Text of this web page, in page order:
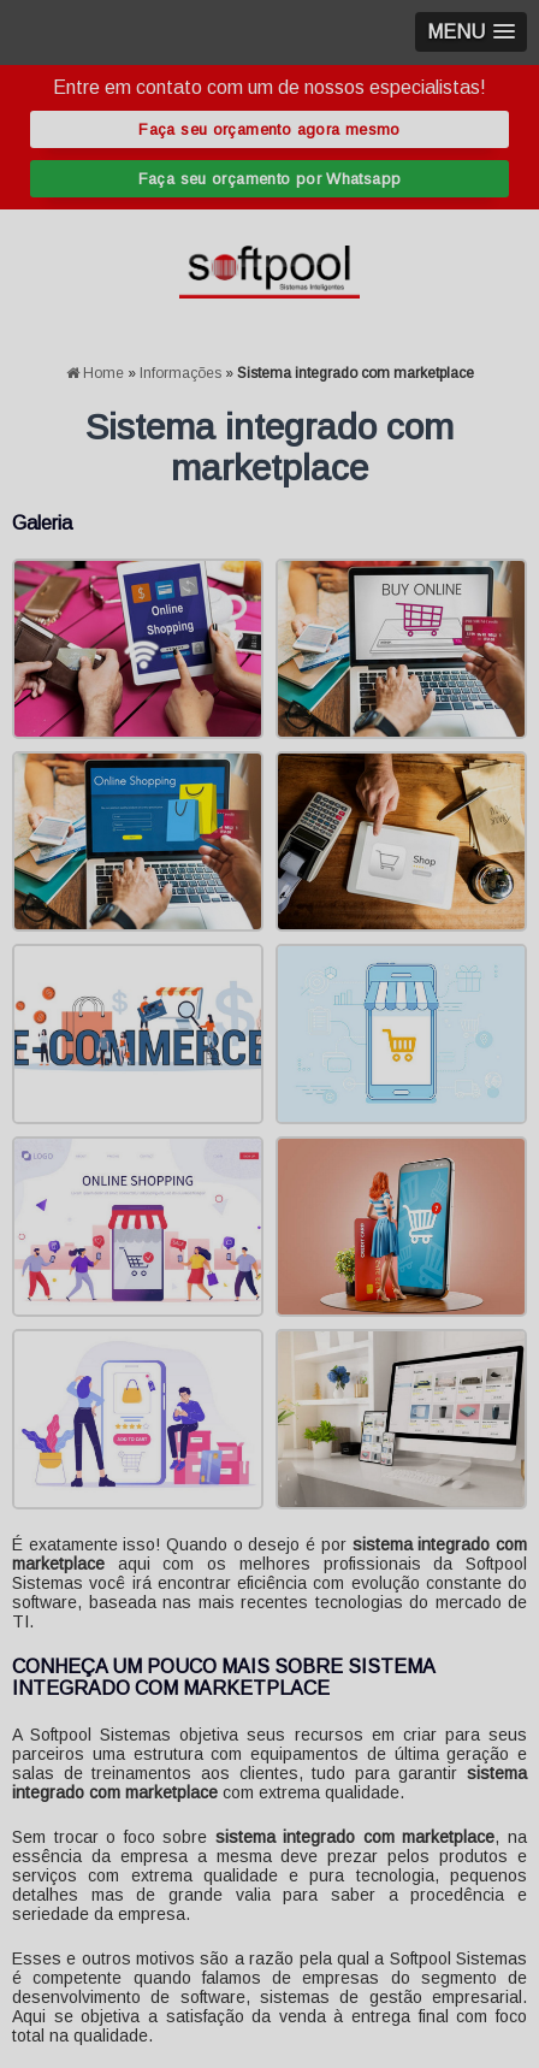
MENU
Entre em contato com um de nossos especialistas!
Faça seu orçamento agora mesmo
Faça seu orçamento por Whatsapp
Home » Informações » Sistema integrado com marketplace
Sistema integrado com
marketplace
Galeria
É exatamente isso! Quando o desejo é por sistema integrado com
marketplace aqui com os melhores profissionais da Softpool
Sistemas você irá encontrar eficiência com evolução constante do
software, baseada nas mais recentes tecnologias do mercado de
TI.
CONHEÇA UM POUCO MAIS SOBRE SISTEMA
INTEGRADO COM MARKETPLACE
A Softpool Sistemas objetiva seus recursos em criar para seus
parceiros uma estrutura com equipamentos de última geração e
salas de treinamentos aos clientes, tudo para garantir sistema
integrado com marketplace com extrema qualidade.
Sem trocar o foco sobre sistema integrado com marketplace, na
essência da empresa a mesma deve prezar pelos produtos e
serviços com extrema qualidade e pura tecnologia, pequenos
detalhes mas de grande valia para saber a procedência e
seriedade da empresa.
Esses e outros motivos são a razão pela qual a Softpool Sistemas
é competente quando falamos de empresas do segmento de
desenvolvimento de software, sistemas de gestão empresarial.
Aqui se objetiva a satisfação da venda à entrega final com foco
total na qualidade.